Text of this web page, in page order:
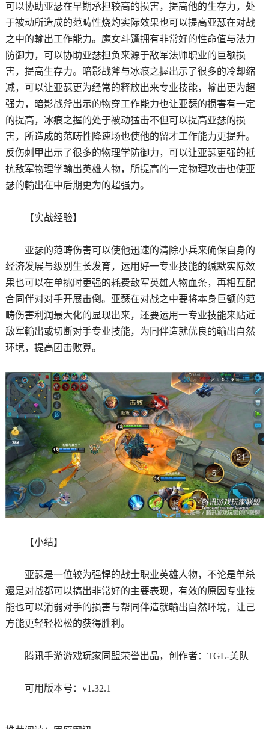
可以协助亚瑟在早期承担较高的损害，提高他的生存力，处
于被动所造成的范畴性烧灼实际效果也可以提高亚瑟在对战
之中的輸出工作能力。魔女斗篷拥有非常好的性命值与法力
防御力，可以协助亚瑟担负来源于敌军法师职业的巨额损
害，提高生存力。暗影战斧与冰痕之握出示了很多的冷却缩
减，可以让亚瑟更为经常的释放出来专业技能，輸出更为超
强力，暗影战斧出示的物穿工作能力也让亚瑟的损害有一定
的提高，冰痕之握的处于被动猛击不但可以提高亚瑟的损
害，所造成的范畴性降速场也使他的留才工作能力更提升。
反伤刺甲出示了很多的物理学防御力，可以让亚瑟更强的抵
抗敌军物理学輸出英雄人物，所提高的一定物理攻击也使亚
瑟的輸出在中后期更为的超强力。
【实战经验】
亚瑟的范畴伤害可以使他迅速的清除小兵来确保自身的
经济发展与级别生长发育，运用好一专业技能的缄默实际效
果也可以在单挑时更强的耗费敌军英雄人物血条，再相互配
合同伴对对手开展击倒。亚瑟在对战之中要将本身巨额的范
畴伤害利润最大化的显现出来，还要运用一专业技能来贴近
敌军輸出或切断对手专业技能，为同伴造就优良的輸出自然
环境，提高团击败算。
【小结】
亚瑟是一位较为强悍的战士职业英雄人物，不论是单杀
還是对战都可以搞出非常好的主要表现，有效的原因专业技
能也可以消弱对手的损害与帮同伴造就輸出自然环境，让己
方能更轻轻松松的获得胜利。
腾讯手游游戏玩家同盟荣誉出品，创作者：TGL-美队
可用版本号：v1.32.1